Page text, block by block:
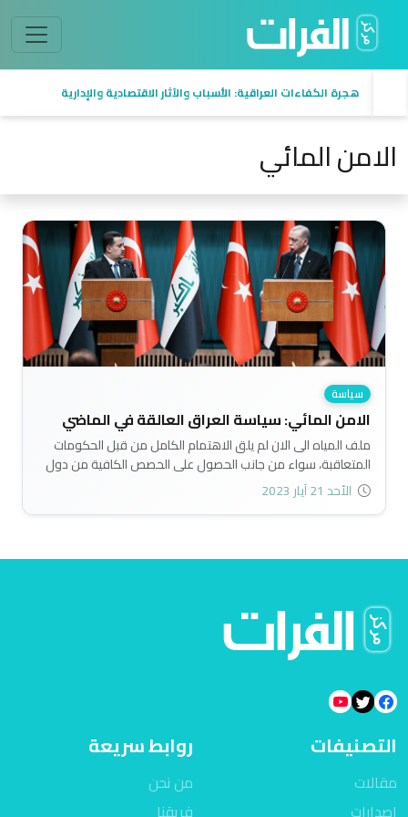
هجرة الكفاءات العراقية: الأسباب والآثار الاقتصادية والإدارية
الامن المائي
سياسة
الامن المائي: سياسة العراق العالقة في الماضي
ملف المياه الى الان لم يلق الاهتمام الكامل من قبل الحكومات
المتعاقبة، سواء من جانب الحصول على الحصص الكافية من دول
المنبع ومتابعة تلك الحصص، او ناحية التوزيع، او من ناحية
الاستهلاك، فضلا عن عدم الاهتمام بالبنى التحتية كالسدود
والنواظم والخزانات وغيرها، رغم وضع خطط واستراتيجية للمياه
الأحد 21 آيار 2023
التصنيفات
مقالات
اصدارات
روابط سريعة
من نحن
فريقنا